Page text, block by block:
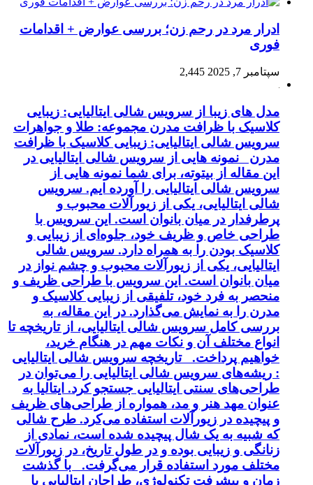
ادرار مرد در رحم زن؛ بررسی عوارض + اقدامات
فوری
سپتامبر 7, 2025 2,445
مدل های زیبا از سرویس شالی ایتالیایی: زیبایی
کلاسیک با ظرافت مدرن مجموعه: طلا و جواهرات
سرویس شالی ایتالیایی: زیبایی کلاسیک با ظرافت
مدرن نمونه هایی از سرویس شالی ایتالیایی در
این مقاله از بیتوته، برای شما نمونه هایی از
سرویس شالی ایتالیایی را آورده ایم. سرویس
شالی ایتالیایی، یکی از زیورآلات محبوب و
پرطرفدار در میان بانوان است. این سرویس با
طراحی خاص و ظریف خود، جلوه‌ای از زیبایی و
کلاسیک بودن را به همراه دارد. سرویس شالی
ایتالیایی، یکی از زیورآلات محبوب و چشم نواز در
میان بانوان است. این سرویس با طراحی ظریف و
منحصر به فرد خود، تلفیقی از زیبایی کلاسیک و
مدرن را به نمایش می‌گذارد. در این مقاله، به
بررسی کامل سرویس شالی ایتالیایی، از تاریخچه تا
انواع مختلف آن و نکات مهم در هنگام خرید،
خواهیم پرداخت. تاریخچه سرویس شالی ایتالیایی
: ریشه‌های سرویس شالی ایتالیایی را می‌توان در
طراحی‌های سنتی ایتالیایی جستجو کرد. ایتالیا به
عنوان مهد هنر و مد، همواره از طراحی‌های ظریف
و پیچیده در زیورآلات استفاده می‌کرد. طرح شالی
که شبیه به یک شال پیچیده شده است، نمادی از
زنانگی و زیبایی بوده و در طول تاریخ، در زیورآلات
مختلف مورد استفاده قرار می‌گرفت. با گذشت
زمان و پیشرفت تکنولوژی، طراحان ایتالیایی با